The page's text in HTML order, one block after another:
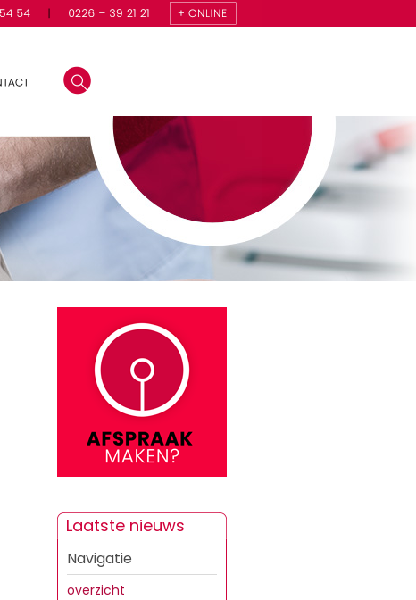
Laatste nieuws
Navigatie
overzicht